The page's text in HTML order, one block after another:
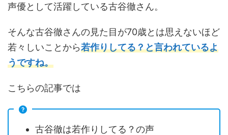
声優として活躍している古谷徹さん。
そんな古谷徹さんの見た目が70歳とは思えないほど
若々しいことから若作りしてる？と言われているよ
うですね。
こちらの記事では
古谷徹は若作りしてる？の声